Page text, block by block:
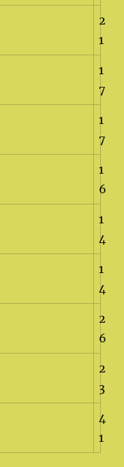
2
1
1
7
1
7
1
6
1
4
1
4
2
6
2
3
4
1